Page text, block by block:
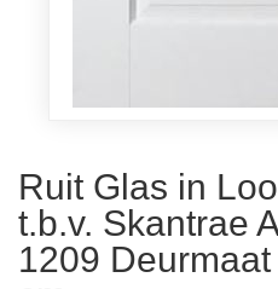
Ruit Glas in
t.b.v. Skantrae
1209